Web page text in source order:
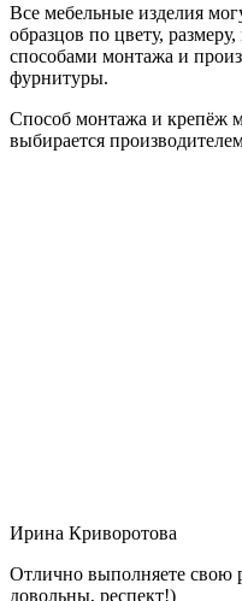
Все мебельные изделия
образцов по цвету,
способами монтажа и
фурнитуры.
Способ монтажа и крепёж
выбирается
Ирина Криворотова
Отлично выполняете свою
довольны, респект!)